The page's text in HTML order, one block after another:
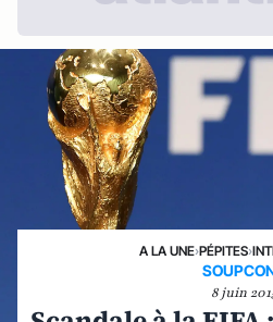
A LA UNE›PÉPITES›
8 juin